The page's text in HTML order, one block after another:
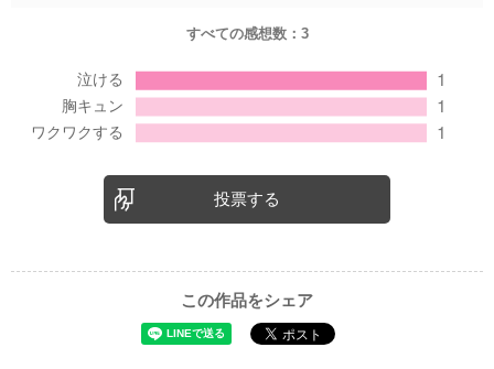
すべての感想数： 3
投票する
この作品をシェア